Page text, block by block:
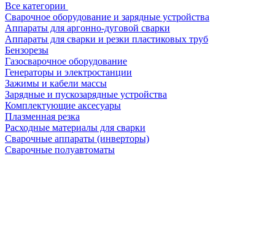
Все категории
Сварочное оборудование и зарядные устройства
Аппараты для аргонно-дуговой сварки
Аппараты для сварки и резки пластиковых труб
Бензорезы
Газосварочное оборудование
Генераторы и электростанции
Зажимы и кабели массы
Зарядные и пускозарядные устройства
Комплектующие аксесуары
Плазменная резка
Расходные материалы для сварки
Сварочные аппараты (инверторы)
Сварочные полуавтоматы